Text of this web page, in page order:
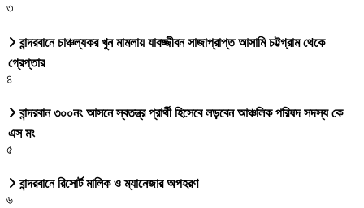
৩
বান্দরবানে চাঞ্চল্যকর খুন মামলায় যাবজ্জীবন সাজাপ্রাপ্ত আসামি চট্টগ্রাম থেকে
গ্রেপ্তার
৪
বান্দরবান ৩০০নং আসনে স্বতন্ত্র প্রার্থী হিসেবে লড়বেন আঞ্চলিক পরিষদ সদস্য কে
এস মং
৫
বান্দরবানে রিসোর্ট মালিক ও ম্যানেজার অপহরণ
৬